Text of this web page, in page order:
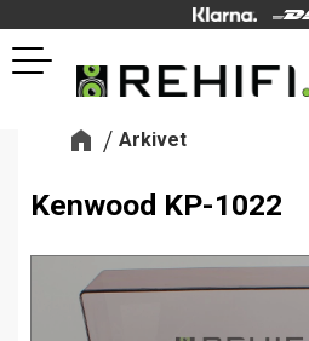
Meny
Arkivet
Kenwood KP-1022